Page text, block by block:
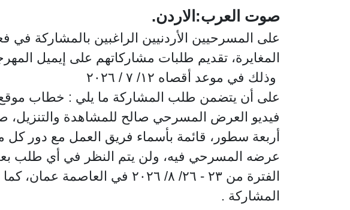
صوت العرب:الاردن.
على المسرحيين الأردنيين الراغبين بالمشاركة
المغايرة، تقديم طلبات مشاركاتهم على إيميل
وذلك في موعد أقصاه ١٢/ ٧ / ٢٠٢٦
على أن يتضمن طلب المشاركة ما يلي : خطاب موقع
فيديو العرض المسرحي صالح للمشاهدة والتنزيل،
أربعة سطور، قائمة بأسماء فريق العمل مع دور
عرضه المسرحي فيه، ولن يتم النظر في أي طلب بعد
الفترة من ٢٣ - ٢٦/ ٨/ ٢٠٢٦ في
المشاركة .